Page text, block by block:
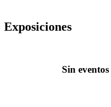
Exposiciones
Sin